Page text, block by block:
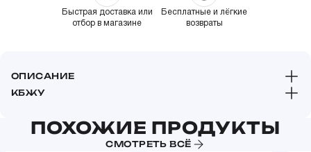
Быстрая доставка или
отбор в магазине
Бесплатные и лёгкие
возвраты
ОПИСАНИЕ
КБЖУ
Пищевая и энергетическая ценность в 100 г (средние
ПОХОЖИЕ ПРОДУКТЫ
СМОТРЕТЬ ВСЁ